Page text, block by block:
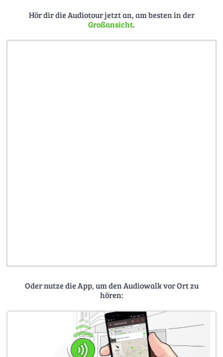
Hör dir die Audiotour jetzt an, am besten in der
Großansicht.
Oder nutze die App, um den Audiowalk vor Ort zu
hören: